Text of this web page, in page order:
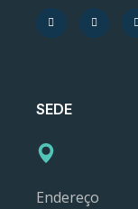
SEDE
Endereço